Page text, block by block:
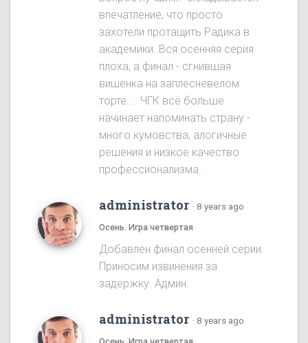
впечатление, что просто
захотели протащить Радика в
академики. Вся осенняя серия
плоха, а финал - сгнившая
вишенка на заплесневелом
торте.... ЧГК всё больше
начинает напоминать страну -
много кумовства, алогичные
решения и низкое качество
профессионализма.
administrator · 8 years ago
Осень. Игра четвертая
Добавлен финал осенней серии.
Приносим извинения за
задержку. Админ.
administrator · 8 years ago